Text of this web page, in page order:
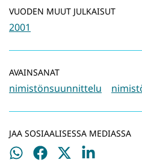
VUODEN MUUT JULKAISUT
2001
AVAINSANAT
nimistönsuunnittelu
JAA SOSIAALISESSA MEDIASSA
Jaa
Jaa
Jaa
Jaa